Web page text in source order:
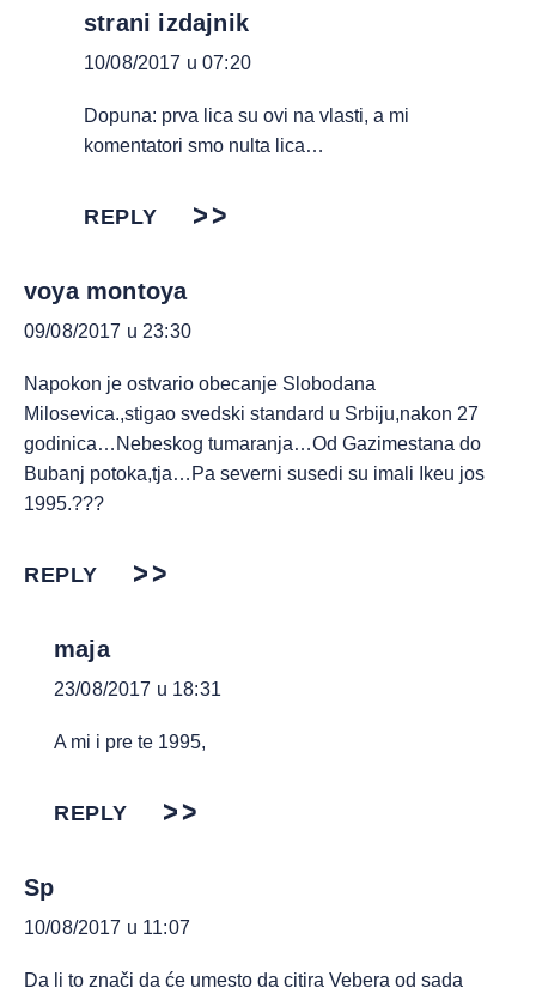
strani izdajnik
10/08/2017 u 07:20
Dopuna: prva lica su ovi na vlasti, a mi
komentatori smo nulta lica…
REPLY
voya montoya
09/08/2017 u 23:30
Napokon je ostvario obecanje Slobodana
Milosevica.,stigao svedski standard u Srbiju,nakon 27
godinica…Nebeskog tumaranja…Od Gazimestana do
Bubanj potoka,tja…Pa severni susedi su imali Ikeu jos
1995.???
REPLY
maja
23/08/2017 u 18:31
A mi i pre te 1995,
REPLY
Sp
10/08/2017 u 11:07
Da li to znači da će umesto da citira Vebera od sada